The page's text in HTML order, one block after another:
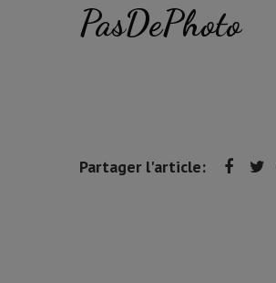
PasDePhoto
Partager l'article: